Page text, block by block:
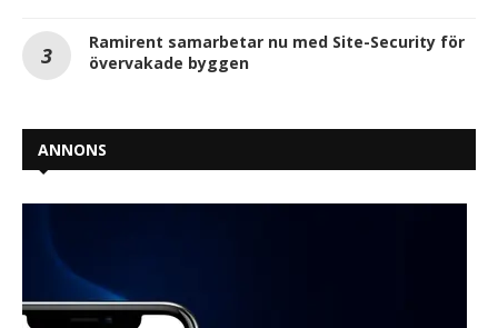
Ramirent samarbetar nu med Site-Security för
övervakade byggen
ANNONS